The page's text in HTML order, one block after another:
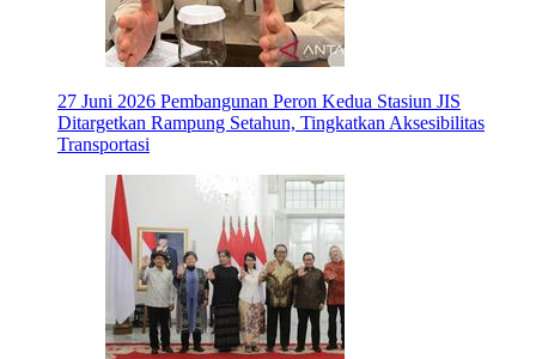
27 Juni 2026 Pembangunan Peron Kedua Stasiun JIS
Ditargetkan Rampung Setahun, Tingkatkan Aksesibilitas
Transportasi